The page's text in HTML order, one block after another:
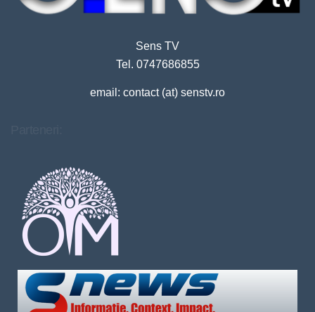
Sens TV
Tel. 0747686855
email: contact (at) senstv.ro